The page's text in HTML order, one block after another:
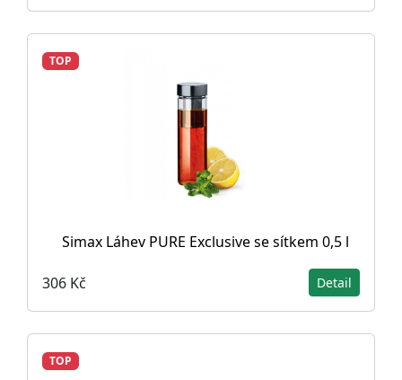
TOP
Simax Láhev PURE Exclusive se sítkem 0,5 l
306 Kč Detail
TOP